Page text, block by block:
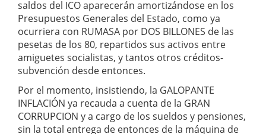
saldos del ICO aparecerán amortizándose en los
Presupuestos Generales del Estado, como ya
ocurriera con RUMASA por DOS BILLONES de las
pesetas de los 80, repartidos sus activos entre
amiguetes socialistas, y tantos otros créditos-
subvención desde entonces.
Por el momento, insistiendo, la GALOPANTE
INFLACIÓN ya recauda a cuenta de la GRAN
CORRUPCION y a cargo de los sueldos y pensiones,
sin la total entrega de entonces de la máquina de